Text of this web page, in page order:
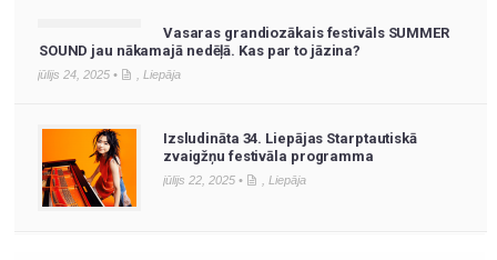
Vasaras grandiozākais festivāls SUMMER
SOUND jau nākamajā nedēļā. Kas par to jāzina?
jūlijs 24, 2025 • , Liepāja
Izsludināta 34. Liepājas Starptautiskā
zvaigžņu festivāla programma
jūlijs 22, 2025 • , Liepāja